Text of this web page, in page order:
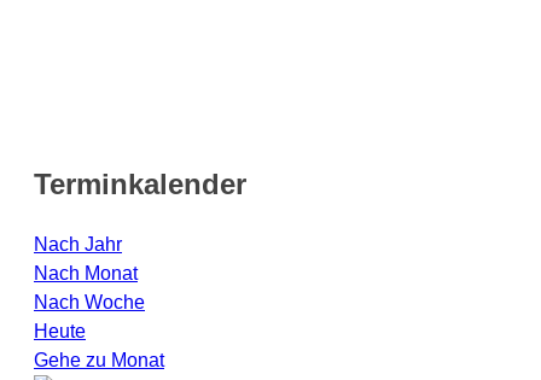
Terminkalender
Nach Jahr
Nach Monat
Nach Woche
Heute
Gehe zu Monat